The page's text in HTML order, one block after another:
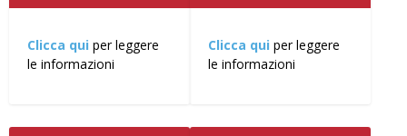
Clicca qui per leggere
le informazioni
Clicca qui per leggere
le informazioni